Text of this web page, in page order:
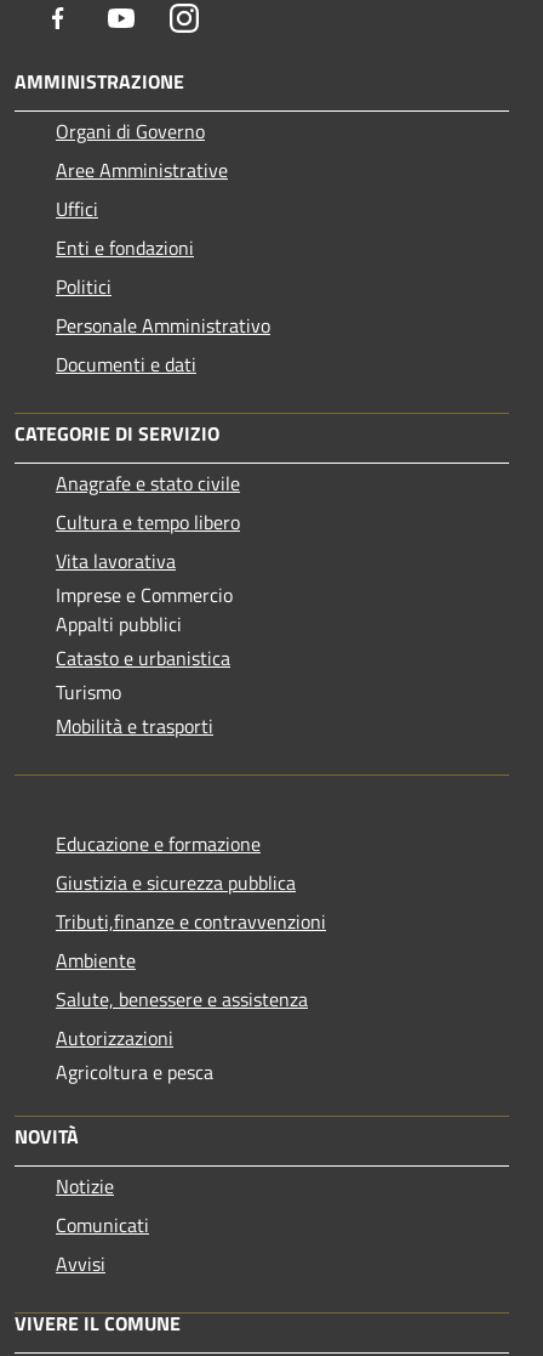
Facebook YoutubeInstagram
AMMINISTRAZIONE
Organi di Governo
Aree Amministrative
Uffici
Enti e fondazioni
Politici
Personale Amministrativo
Documenti e dati
CATEGORIE DI SERVIZIO
Anagrafe e stato civile
Cultura e tempo libero
Vita lavorativa
Imprese e Commercio
Appalti pubblici
Catasto e urbanistica
Turismo
Mobilità e trasporti
Educazione e formazione
Giustizia e sicurezza pubblica
Tributi,finanze e contravvenzioni
Ambiente
Salute, benessere e assistenza
Autorizzazioni
Agricoltura e pesca
NOVITÀ
Notizie
Comunicati
Avvisi
VIVERE IL COMUNE